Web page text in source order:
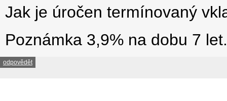
Jak je úročen termínovaný
Poznámka 3,9% na dobu 7
odpovědět